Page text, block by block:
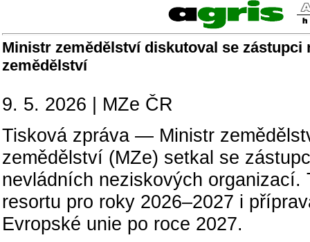
Ministr zemědělství diskutoval se
zemědělství
9. 5. 2026 | MZe ČR
Tisková zpráva — Ministr
zemědělství (MZe) setkal se
nevládních neziskových
resortu pro roky 2026–2027 i
Evropské unie po roce 2027.